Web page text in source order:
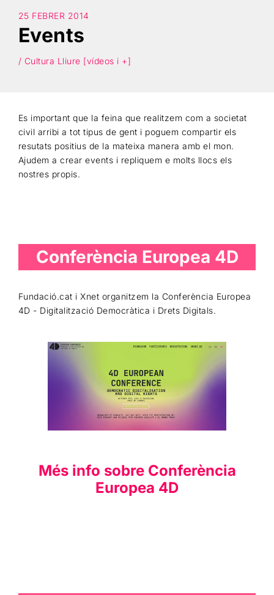
Cercar
25 FEBRER 2014
Events
/ Cultura Lliure [vídeos i +]
Es important que la feina que realitzem com a societat
civil arribi a tot tipus de gent i poguem compartir els
resutats positius de la mateixa manera amb el mon.
Ajudem a crear events i repliquem e molts llocs els
nostres propis.
Conferència Europea 4D
Fundació.cat i Xnet organitzem la Conferència Europea
4D - Digitalització Democràtica i Drets Digitals.
Més info sobre Conferència
Europea 4D